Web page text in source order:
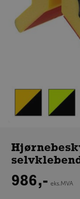
selvklebende,
1 meter
986,- eks.MVA